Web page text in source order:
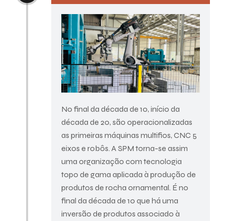
No final da década de 10, início da
década de 20, são operacionalizadas
as primeiras máquinas multifios, CNC 5
eixos e robôs. A SPM torna-se assim
uma organização com tecnologia
topo de gama aplicada à produção de
produtos de rocha ornamental. É no
final da década de 10 que há uma
inversão de produtos associado à